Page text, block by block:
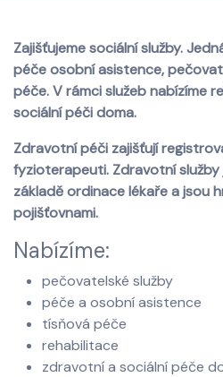
Zajišťujeme sociální služby.
péče osobní asistence,
péče. V rámci služeb nabízíme
sociální péči doma.
Zdravotní péči zajišťují
fyzioterapeuti. Zdravotní
základě ordinace lékaře a jsou
pojišťovnami.
Nabízíme:
pečovatelské služby
péče a osobní asistence
tísňová péče
rehabilitace
zdravotní a sociální péče